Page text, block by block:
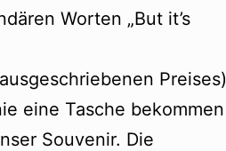
Worten „But it’s
Preises)
eine Tasche bekommen
Souvenir. Die